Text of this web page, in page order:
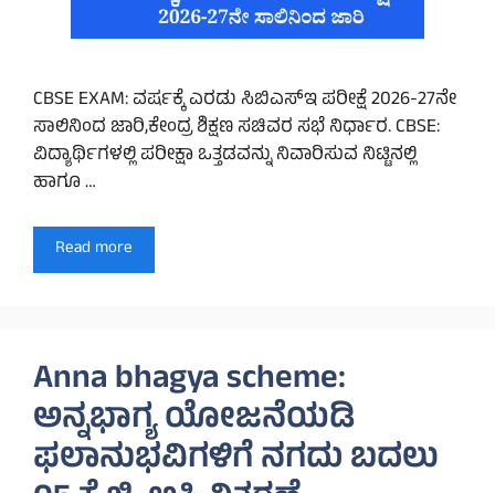
CBSE EXAM: ವರ್ಷಕ್ಕೆ ಎರಡು ಸಿಬಿಎಸ್‌ಇ ಪರೀಕ್ಷೆ 2026-27ನೇ
ಸಾಲಿನಿಂದ ಜಾರಿ,ಕೇಂದ್ರ ಶಿಕ್ಷಣ ಸಚಿವರ ಸಭೆ ನಿರ್ಧಾರ. CBSE:
ವಿದ್ಯಾರ್ಥಿಗಳಲ್ಲಿ ಪರೀಕ್ಷಾ ಒತ್ತಡವನ್ನು ನಿವಾರಿಸುವ ನಿಟ್ಟಿನಲ್ಲಿ
ಹಾಗೂ …
Read more
Anna bhagya scheme:
ಅನ್ನಭಾಗ್ಯ ಯೋಜನೆಯಡಿ
ಫಲಾನುಭವಿಗಳಿಗೆ ನಗದು ಬದಲು